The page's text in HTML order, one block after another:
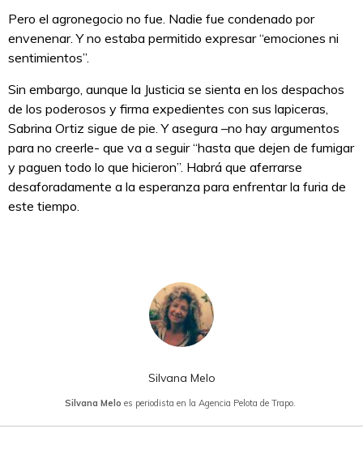
Pero el agronegocio no fue. Nadie fue condenado por
envenenar. Y no estaba permitido expresar “emociones ni
sentimientos”.
Sin embargo, aunque la Justicia se sienta en los despachos
de los poderosos y firma expedientes con sus lapiceras,
Sabrina Ortiz sigue de pie. Y asegura –no hay argumentos
para no creerle- que va a seguir “hasta que dejen de fumigar
y paguen todo lo que hicieron”. Habrá que aferrarse
desaforadamente a la esperanza para enfrentar la furia de
este tiempo.
Silvana Melo
Silvana Melo es periodista en la Agencia Pelota de Trapo.